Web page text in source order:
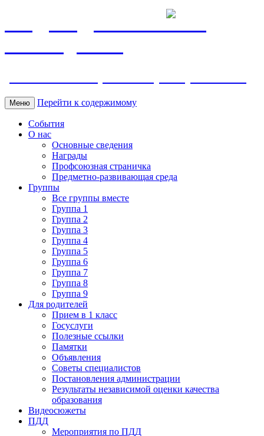
МБДОУ ДС "Калинка"
Меню Перейти к содержимому
События
О нас
Основные сведения
Награды
Профсоюзная страничка
Предметно-развивающая среда
Группы
Все группы вместе
Группа 1
Группа 2
Группа 3
Группа 4
Группа 5
Группа 6
Группа 7
Группа 8
Группа 9
Для родителей
Прием в 1 класс
Госуслуги
Полезные ссылки
Памятки
Объявления
Советы специалистов
Постановления администрации
Результаты независимой оценки качества
образования
Видеосюжеты
ПДД
Мероприятия по ПДД